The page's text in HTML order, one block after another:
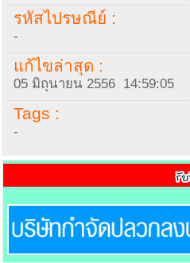
รหัสไปรษณีย์ :
-
แก้ไขล่าสุด :
05 มิถุนายน 2556 14:59:05
Tags :
-